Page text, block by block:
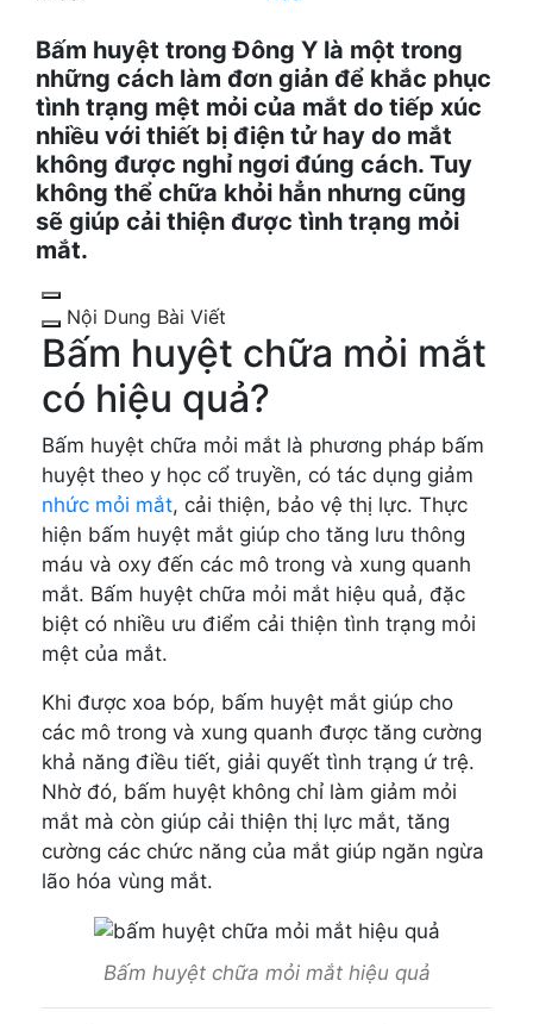
Bấm huyệt trong Đông Y là một trong
những cách làm đơn giản để khắc phục
tình trạng mệt mỏi của mắt do tiếp xúc
nhiều với thiết bị điện tử hay do mắt
không được nghỉ ngơi đúng cách. Tuy
không thể chữa khỏi hẳn nhưng cũng
sẽ giúp cải thiện được tình trạng mỏi
mắt.
Nội Dung Bài Viết
Bấm huyệt chữa mỏi mắt
có hiệu quả?
Bấm huyệt chữa mỏi mắt là phương pháp bấm
huyệt theo y học cổ truyền, có tác dụng giảm
nhức mỏi mắt, cải thiện, bảo vệ thị lực. Thực
hiện bấm huyệt mắt giúp cho tăng lưu thông
máu và oxy đến các mô trong và xung quanh
mắt. Bấm huyệt chữa mỏi mắt hiệu quả, đặc
biệt có nhiều ưu điểm cải thiện tình trạng mỏi
mệt của mắt.
Khi được xoa bóp, bấm huyệt mắt giúp cho
các mô trong và xung quanh được tăng cường
khả năng điều tiết, giải quyết tình trạng ứ trệ.
Nhờ đó, bấm huyệt không chỉ làm giảm mỏi
mắt mà còn giúp cải thiện thị lực mắt, tăng
cường các chức năng của mắt giúp ngăn ngừa
lão hóa vùng mắt.
Bấm huyệt chữa mỏi mắt hiệu quả